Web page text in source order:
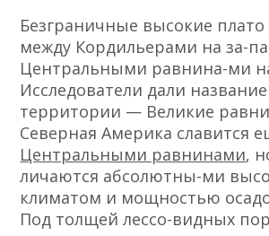
Безграничные высокие
между Кордильерами на за-
Центральными равнина-ми
Исследователи дали
территории — Великие
Северная Америка славится
Центральными равнинами,
личаются абсолютны-ми
климатом и мощностью
Под толщей лессо-видных